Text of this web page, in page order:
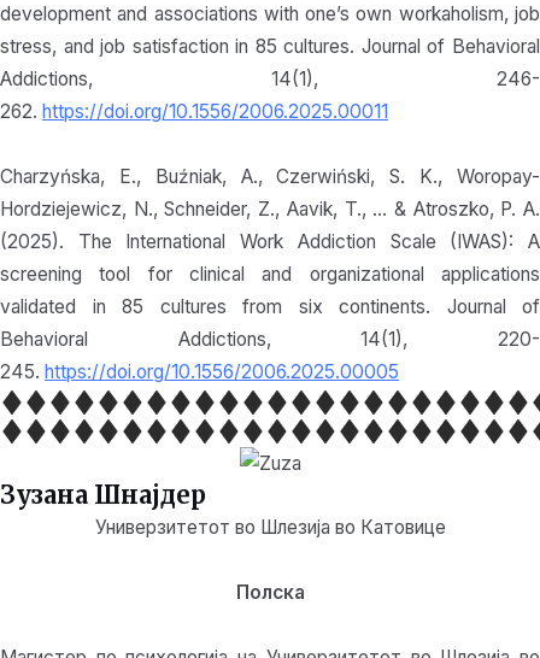
development and associations with one’s own workaholism, job
stress, and job satisfaction in 85 cultures. Journal of Behavioral
Addictions, 14(1), 246-
262. https://doi.org/10.1556/2006.2025.00011
Charzyńska, E., Buźniak, A., Czerwiński, S. K., Woropay-
Hordziejewicz, N., Schneider, Z., Aavik, T., … & Atroszko, P. A.
(2025). The International Work Addiction Scale (IWAS): A
screening tool for clinical and organizational applications
validated in 85 cultures from six continents. Journal of
Behavioral Addictions, 14(1), 220-
245. https://doi.org/10.1556/2006.2025.00005
Зузана Шнајдер
Универзитетот во Шлезија во Катовице
Полска